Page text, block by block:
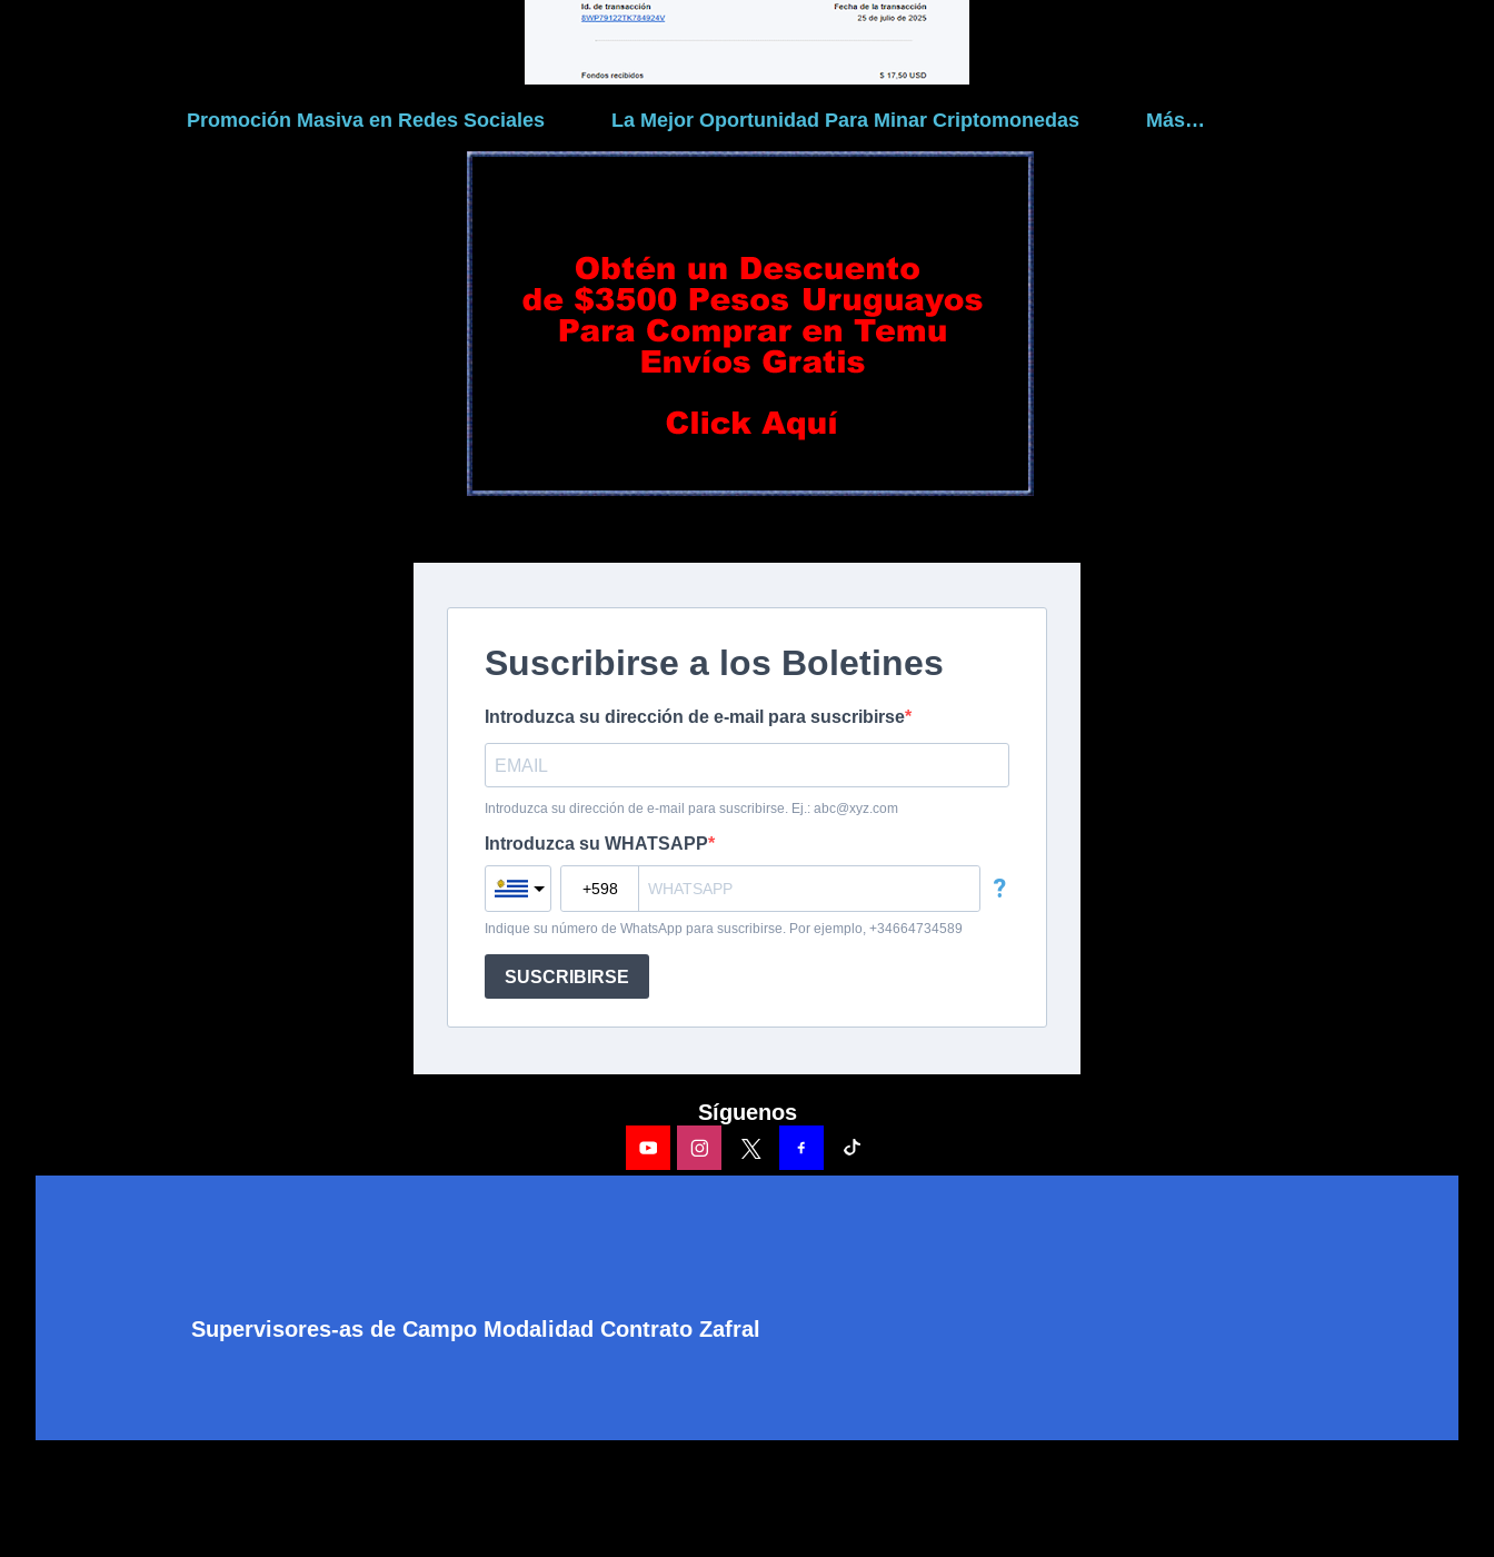
Promoción Masiva en Redes Sociales La Mejor Oportunidad Para Minar Criptomonedas Más…
Síguenos
Supervisores-as de Campo Modalidad Contrato Zafral